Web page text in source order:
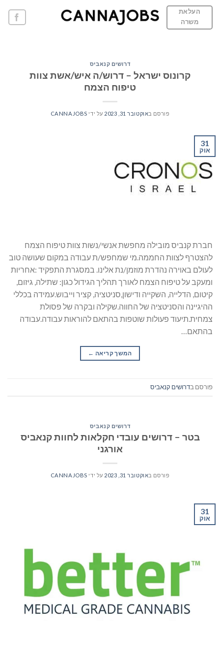
Skip
content
העלאת
משרה
דרושים קנאביס
קרונוס ישראל – דרוש/ה איש/אשת צוות
טיפוח הצמח
פורסם באוקטובר 31, 2023 על ידי CANNAJOBS
31
אוק
חברת קנביס מובילה מחפשת אנשי/נשות צוות טיפוח הצמח
להצטרף לצוות החממה.מי שמחפש/ת עבודה במקום שעושה טוב
לעולם באוירה נהדרת מוזמן/נת אלינו. במסגרת התפקיד :אחריות
ומעקב על טיפוח הצמח לאורך תהליך הגידול כגון: שתילה, גיזום,
קיטום, הדלייה, השקייה ודישון,סניטציה, קציר וייבוש.עמידה בכללי
ההיגיינה והסניטציה של החווה.שקילה ובקרה של פסולת
צמחית.תיעוד פעולות שוטפות בהתאם להוראות עבודה.עבודה
בהתאם…
המשך קריאה →
פורסם בדרושים קנאביס
דרושים קנאביס
בטר – דרושים עובדי חקלאות לחוות קנאביס
אורגני
פורסם באוקטובר 31, 2023 על ידי CANNAJOBS
31
אוק